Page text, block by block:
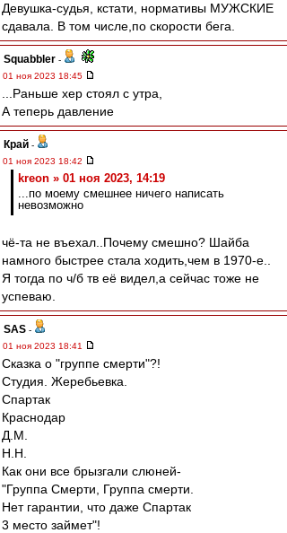
Девушка-судья, кстати, нормативы МУЖСКИЕ
сдавала. В том числе,по скорости бега.
Squabbler -
01 ноя 2023 18:45
...Раньше хер стоял с утра,
А теперь давление
Край -
01 ноя 2023 18:42
kreon » 01 ноя 2023, 14:19
...по моему смешнее ничего написать
невозможно
чё-та не въехал..Почему смешно? Шайба
намного быстрее стала ходить,чем в 1970-е..
Я тогда по ч/б тв её видел,а сейчас тоже не
успеваю.
SAS -
01 ноя 2023 18:41
Сказка о "группе смерти"?!
Студия. Жеребьевка.
Спартак
Краснодар
Д.М.
Н.Н.
Как они все брызгали слюней-
"Группа Смерти, Группа смерти.
Нет гарантии, что даже Спартак
3 место займет"!